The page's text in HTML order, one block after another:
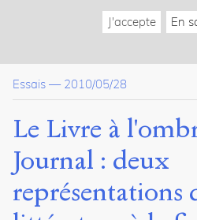
Le rêve fugace du « Poème
La littérature maupassantienne
La double défaillance du Livre
Écrire est un travail
Notes
Citer /
Partager
J'accepte En
Essais — 2010/05/28
Le Livre à
Journal : deux
représentations